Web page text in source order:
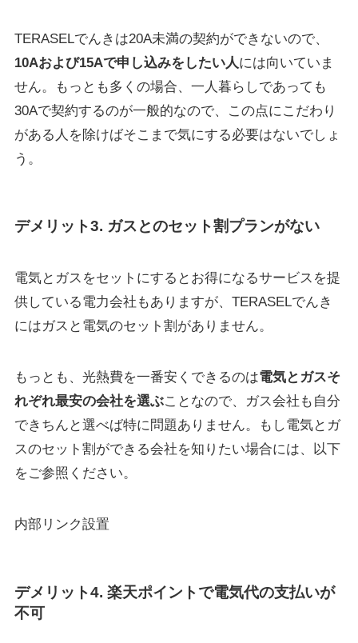
TERASELでんきは20A未満の契約ができないので、
10Aおよび15Aで申し込みをしたい人には向いていま
せん。もっとも多くの場合、一人暮らしであっても
30Aで契約するのが一般的なので、この点にこだわり
がある人を除けばそこまで気にする必要はないでしょ
う。
デメリット3. ガスとのセット割プランがない
電気とガスをセットにするとお得になるサービスを提
供している電力会社もありますが、TERASELでんき
にはガスと電気のセット割がありません。
もっとも、光熱費を一番安くできるのは電気とガスそ
れぞれ最安の会社を選ぶことなので、ガス会社も自分
できちんと選べば特に問題ありません。もし電気とガ
スのセット割ができる会社を知りたい場合には、以下
をご参照ください。
内部リンク設置
デメリット4. 楽天ポイントで電気代の支払いが
不可